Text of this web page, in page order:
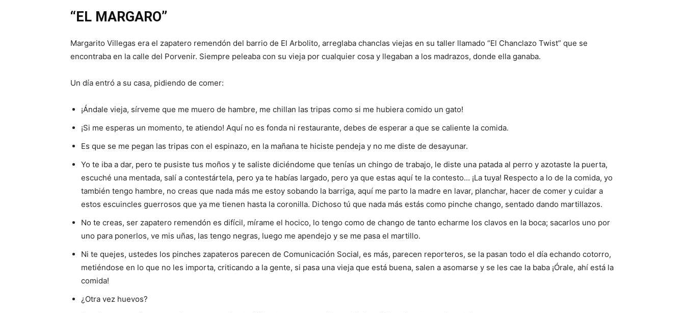
“EL MARGARO”
Margarito Villegas era el zapatero remendón del barrio de El Arbolito, arreglaba chanclas viejas en su taller llamado “El Chanclazo Twist” que se
encontraba en la calle del Porvenir. Siempre peleaba con su vieja por cualquier cosa y llegaban a los madrazos, donde ella ganaba.
Un día entró a su casa, pidiendo de comer:
¡Ándale vieja, sírveme que me muero de hambre, me chillan las tripas como si me hubiera comido un gato!
¡Si me esperas un momento, te atiendo! Aquí no es fonda ni restaurante, debes de esperar a que se caliente la comida.
Es que se me pegan las tripas con el espinazo, en la mañana te hiciste pendeja y no me diste de desayunar.
Yo te iba a dar, pero te pusiste tus moños y te saliste diciéndome que tenías un chingo de trabajo, le diste una patada al perro y azotaste la puerta,
escuché una mentada, salí a contestártela, pero ya te habías largado, pero ya que estas aquí te la contesto… ¡La tuya! Respecto a lo de la comida, yo
también tengo hambre, no creas que nada más me estoy sobando la barriga, aquí me parto la madre en lavar, planchar, hacer de comer y cuidar a
estos escuincles guerrosos que ya me tienen hasta la coronilla. Dichoso tú que nada más estás como pinche chango, sentado dando martillazos.
No te creas, ser zapatero remendón es difícil, mírame el hocico, lo tengo como de chango de tanto echarme los clavos en la boca; sacarlos uno por
uno para ponerlos, ve mis uñas, las tengo negras, luego me apendejo y se me pasa el martillo.
Ni te quejes, ustedes los pinches zapateros parecen de Comunicación Social, es más, parecen reporteros, se la pasan todo el día echando cotorro,
metiéndose en lo que no les importa, criticando a la gente, si pasa una vieja que está buena, salen a asomarse y se les cae la baba ¡Órale, ahí está la
comida!
¿Otra vez huevos?